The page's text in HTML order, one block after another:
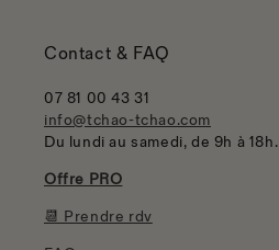
Contact & FAQ
07 81 00 43 31
info@tchao-tchao.com
Du lundi au samedi, de 9h à 18h.
Offre PRO
📆 Prendre rdv